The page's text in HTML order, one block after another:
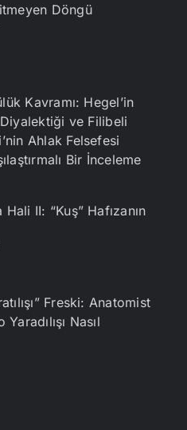
Döngü
Kavramı: Hegel’in
ve Filibeli
Ahlak Felsefesi
Bir İnceleme
II: “Kuş” Hafızanın
Freski: Anatomist
Nasıl